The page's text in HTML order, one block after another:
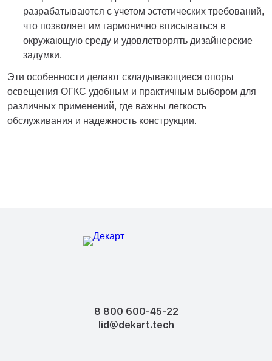
разрабатываются с учетом эстетических требований,
что позволяет им гармонично вписываться в
окружающую среду и удовлетворять дизайнерские
задумки.
Эти особенности делают складывающиеся опоры
освещения ОГКС удобным и практичным выбором для
различных применений, где важны легкость
обслуживания и надежность конструкции.
8 800 600-45-22
lid@dekart.tech